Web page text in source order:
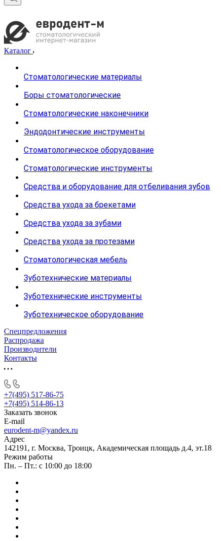
Каталог
Стоматологические материалы
Боры стоматологические
Стоматологические наконечники
Эндодонтические инструменты
Стоматологическое оборудование
Стоматологические инструменты
Средства и оборудование для отбеливания зубов
Средства ухода за брекетами
Средства ухода за зубами
Средства ухода за протезами
Стоматологическая мебель
Зуботехнические материалы
Зуботехнические инструменты
Зуботехническое оборудование
Спецпредложения
Распродажа
Производители
Контакты
+7(495) 517-86-75
+7(495) 514-86-13
Заказать звонок
E-mail
eurodent-m@yandex.ru
Адрес
142191, г. Москва, Троицк, Академическая площадь д.4, эт.18
Режим работы
Пн. – Пт.: с 10:00 до 18:00